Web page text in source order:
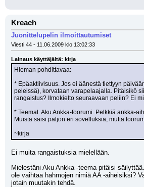
Kreach
Juonittelupelin ilmoittautumiset
Viesti 44 - 11.06.2009 klo 13:02:33
Lainaus käyttäjältä: kirja
Hieman pohdittavaa:
* Epäaktiivisuus. Jos ei äänestä tiettyyn
peleissä), korvataan varapelaajalla. Pitäisikö
rangaistus? Ilmokielto seuraavaan peliin? Ei
* Teemat. Aku Ankka-foorumi. Pelkkiä ankka-
Muista saisi paljon eri sovelluksia, mutta
~kirja
Ei muita rangaistuksia mielellään.
Mielestäni Aku Ankka -teema pitäisi
ole vaihtaa hahmojen nimiä AA -aiheisiksi?
jotain muutakin tehdä.